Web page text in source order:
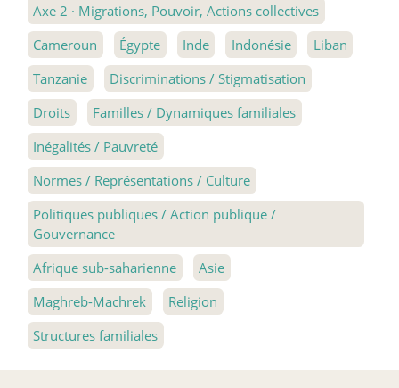
Axe 2 · Migrations, Pouvoir, Actions collectives
Cameroun
Égypte Inde Indonésie
Liban
Tanzanie
Discriminations / Stigmatisation
Droits
Familles / Dynamiques familiales
Inégalités / Pauvreté
Normes / Représentations / Culture
Politiques publiques / Action publique /
Gouvernance
Afrique sub-saharienne
Asie
Maghreb-Machrek
Religion
Structures familiales